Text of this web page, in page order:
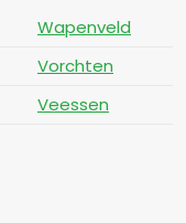
Wapenveld
Vorchten
Veessen